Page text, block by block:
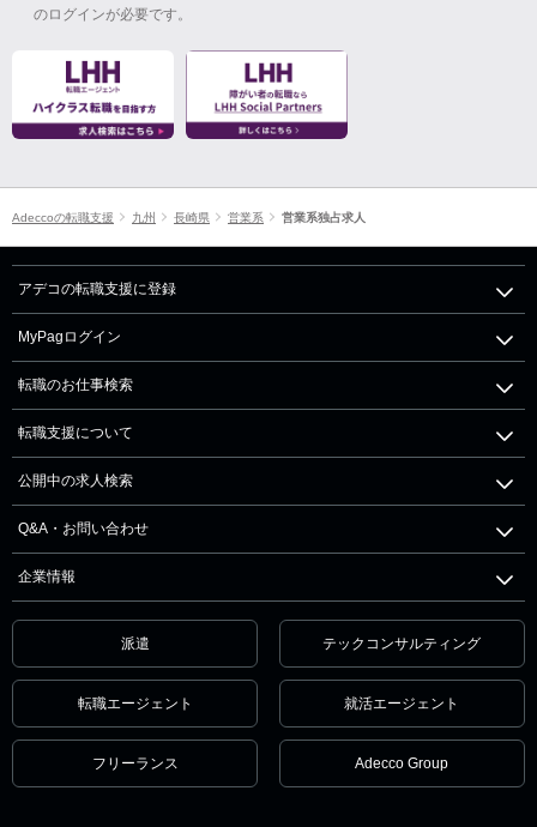
のログインが必要です。
Adeccoの転職支援 九州 長崎県 営業系 営業系独占求人
アデコの転職支援に登録
MyPagログイン
転職のお仕事検索
転職支援について
公開中の求人検索
Q&A・お問い合わせ
企業情報
派遣 テックコンサルティング
転職エージェント 就活エージェント
フリーランス Adecco Group